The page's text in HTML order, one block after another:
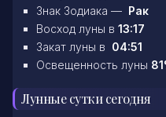
Знак Зодиака — Рак
Восход луны в 13:17
Закат луны в 04:51
Освещенность луны
Лунные сутки сегодня